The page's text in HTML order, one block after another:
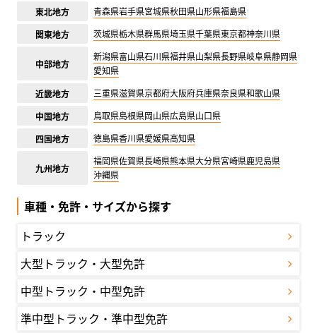
東北地方
青森県岩手県宮城県秋田県山形県福島県
関東地方
茨城県栃木県群馬県埼玉県千葉県東京都神奈川県
中部地方
新潟県富山県石川県福井県山梨県長野県岐阜県静岡県
愛知県
近畿地方
三重県滋賀県京都府大阪府兵庫県奈良県和歌山県
中国地方
鳥取県島根県岡山県広島県山口県
四国地方
徳島県香川県愛媛県高知県
九州地方
福岡県佐賀県長崎県熊本県大分県宮崎県鹿児島県
沖縄県
車種・免許・サイズから探す
トラック
大型トラック・大型免許
中型トラック・中型免許
準中型トラック・準中型免許